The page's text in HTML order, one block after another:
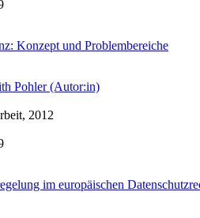
Konzept und Problembereiche
Pohler (Autor:in)
2012
im europäischen